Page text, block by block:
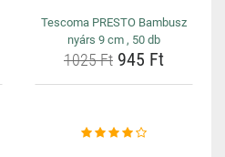
Tescoma PRESTO Bambusz
nyárs 9 cm , 50 db
1025 Ft 945 Ft